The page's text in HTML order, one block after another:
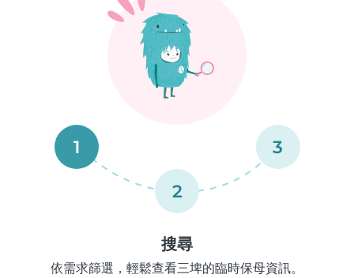
1
2
3
搜尋
依需求篩選，輕鬆查看三埤的臨時保母資訊。